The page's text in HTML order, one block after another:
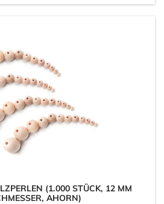
(1.000 STÜCK, 12 MM D
AHORN)